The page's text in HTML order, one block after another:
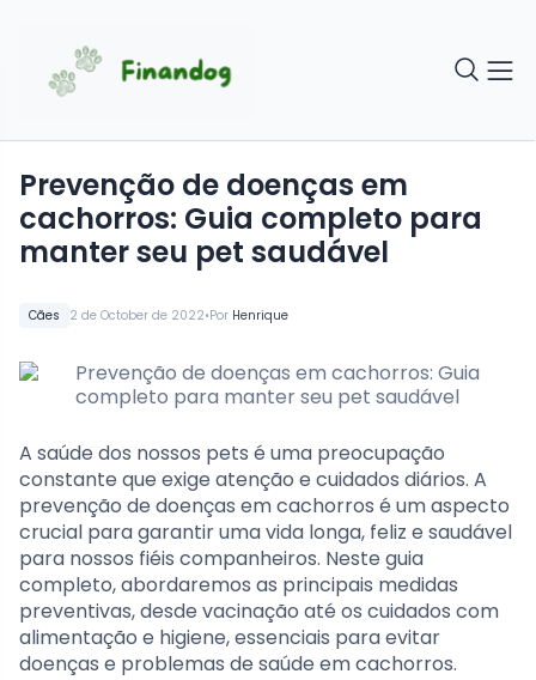
Cães 2 de October de 2022•Por Henrique
Prevenção de doenças em
cachorros: Guia completo para
manter seu pet saudável
A saúde dos nossos pets é uma preocupação
constante que exige atenção e cuidados diários. A
prevenção de doenças em cachorros é um aspecto
crucial para garantir uma vida longa, feliz e saudável
para nossos fiéis companheiros. Neste guia
completo, abordaremos as principais medidas
preventivas, desde vacinação até os cuidados com
alimentação e higiene, essenciais para evitar
doenças e problemas de saúde em cachorros.